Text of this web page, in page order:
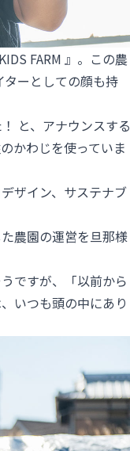
FARM 』。この農
ーとしての顔も持
と、アナウンスする
かわじを使っていま
ザイン、サステナブ
農園の運営を旦那様
ですが、「以前から
いつも頭の中にあり